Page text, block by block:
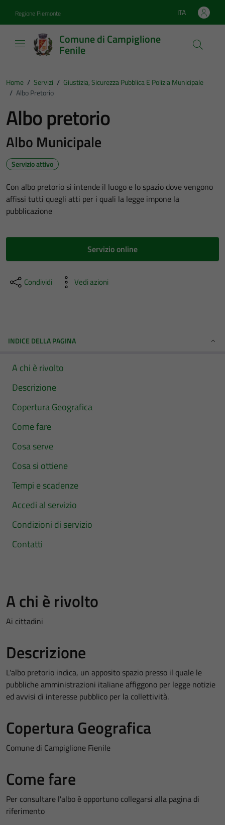
Regione Piemonte Lingua attiva:
ITA
Comune di Campiglione
Fenile
Home / Servizi / Giustizia, Sicurezza Pubblica E Polizia Municipale
/ Albo Pretorio
Albo pretorio
Albo Municipale
Servizio attivo
Con albo pretorio si intende il luogo e lo spazio dove vengono
affissi tutti quegli atti per i quali la legge impone la
pubblicazione
Servizio online
Condividi Vedi azioni
INDICE DELLA PAGINA
A chi è rivolto
Descrizione
Copertura Geografica
Come fare
Cosa serve
Cosa si ottiene
Tempi e scadenze
Accedi al servizio
Condizioni di servizio
Contatti
A chi è rivolto
Ai cittadini
Descrizione
L'albo pretorio indica, un apposito spazio presso il quale le
pubbliche amministrazioni italiane affiggono per legge notizie
ed avvisi di interesse pubblico per la collettività.
Copertura Geografica
Comune di Campiglione Fienile
Come fare
Per consultare l'albo è opportuno collegarsi alla pagina di
riferimento